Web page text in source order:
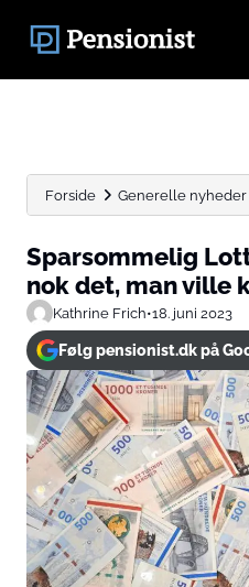
Forside Generelle nyheder
Sparsommelig
nok det, man ville
Kathrine Frich•18. juni 2023
Følg pensionist.dk på